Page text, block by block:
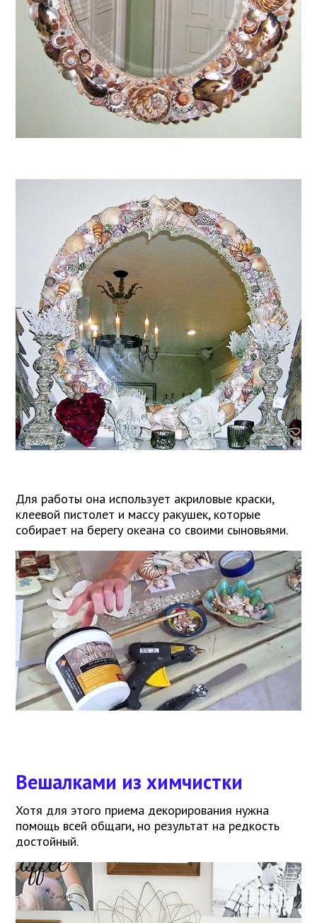
Для работы она использует акриловые краски,
клеевой пистолет и массу ракушек, которые
собирает на берегу океана со своими сыновьями.
Вешалками из химчистки
Хотя для этого приема декорирования нужна
помощь всей общаги, но результат на редкость
достойный.